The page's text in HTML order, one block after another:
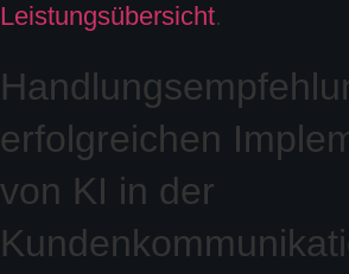
Leistungsübersicht.
erfolgreichen
von KI in der